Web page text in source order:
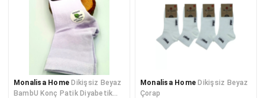
Monalisa Home Dikişsiz Beyaz
BambU Konç Patik Diyabetik
Monalisa Home Dikişsiz Beyaz
Çorap